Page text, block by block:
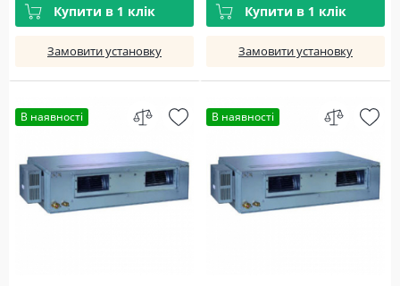
Купити в 1 клік
Замовити установку
Купити в 1 клік
Замовити установку
В наявності В наявності